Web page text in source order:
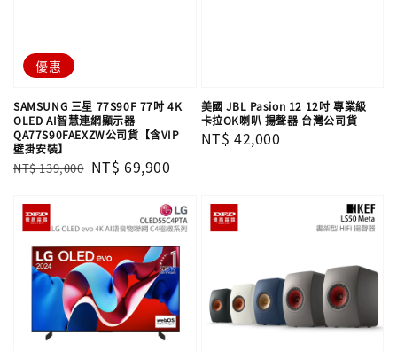
優惠
SAMSUNG 三星 77S90F 77吋 4K
OLED AI智慧連網顯示器
QA77S90FAEXZW公司貨【含VIP
壁掛安裝】
Regular
NT$ 139,000 Sale
NT$ 69,900
美國 JBL Pasion 12 12吋 專業級
卡拉OK喇叭 揚聲器 台灣公司貨
Regular
NT$ 42,000